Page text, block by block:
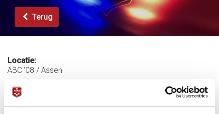
Terug
Locatie:
ABC '08 / Assen
20 juni 2026 - 10:00
Einddatum: